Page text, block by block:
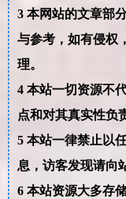
3本网站的文章部
与参考，如有侵权，请
理。
4本站一切资源不
点和对其真实性负
5本站一律禁止以
息，访客发现请向
6本站资源大多存